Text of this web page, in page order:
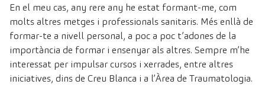
En el meu cas, any rere any he estat formant-me, com
molts altres metges i professionals sanitaris. Més enllà de
formar-te a nivell personal, a poc a poc t’adones de la
importància de formar i ensenyar als altres. Sempre m’he
interessat per impulsar cursos i xerrades, entre altres
iniciatives, dins de Creu Blanca i a l’Àrea de Traumatologia.